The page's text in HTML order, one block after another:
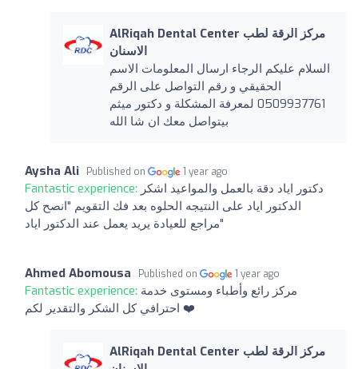
AlRiqah Dental Center مركز الرقة لطب
الاسنان
السلام عليكم الرجاء ارسال المعلومات الاسم
الحقيقي و رقم التواصل على الرقم
0509937761 لمعرفة المشكلة و دكتور ميثم
بيتواصل معك ان شا الله
Aysha Ali Published on 1 year ago
Fantastic experience: دكتور اياد دقة بالعمل والمواعيد اشكر
الدكتور اياد على النتيجه الحلوه بعد فك التقويم "انصح كل
مراجع للعيادة يريد يعمل عند الدكتور اياد"
Ahmed Abomousa Published on 1 year ago
Fantastic experience: مركز رائع وأطباء ومستوى خدمة
احترافي كل الشكر والتقدير لكم ❤️
AlRiqah Dental Center مركز الرقة لطب